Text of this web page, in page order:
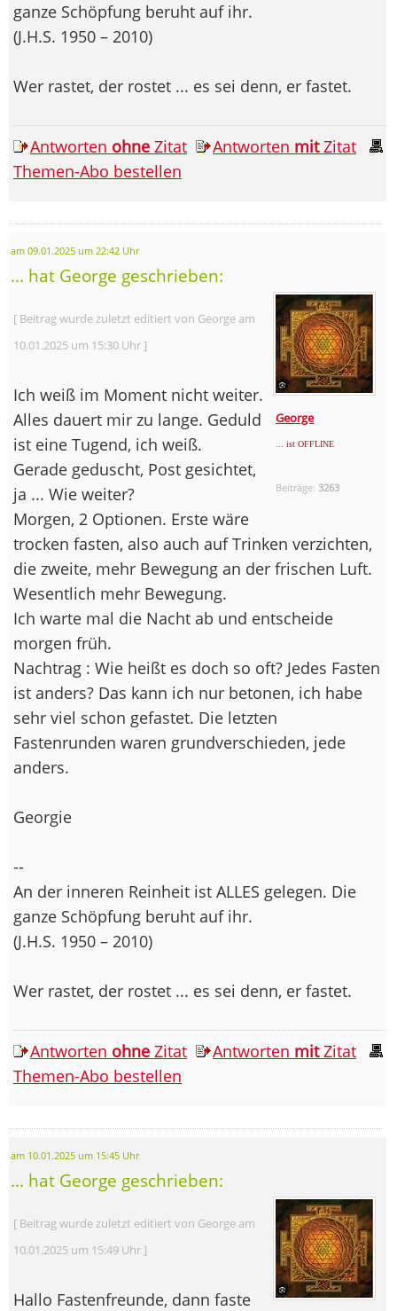
ganze Schöpfung beruht auf ihr.
(J.H.S. 1950 – 2010)
Wer rastet, der rostet ... es sei denn, er fastet.
Antworten ohne Zitat Antworten mitZitat
Themen-Abo bestellen
am 09.01.2025 um 22:42 Uhr
... hat George geschrieben:
George
... ist OFFLINE
Beiträge:3263
[ Beitrag wurde zuletzt editiert von George am
10.01.2025 um 15:30 Uhr ]
Ich weiß im Moment nicht weiter.
Alles dauert mir zu lange. Geduld
ist eine Tugend, ich weiß.
Gerade geduscht, Post gesichtet,
ja ... Wie weiter?
Morgen, 2 Optionen. Erste wäre
trocken fasten, also auch auf Trinken verzichten,
die zweite, mehr Bewegung an der frischen Luft.
Wesentlich mehr Bewegung.
Ich warte mal die Nacht ab und entscheide
morgen früh.
Nachtrag : Wie heißt es doch so oft? Jedes Fasten
ist anders? Das kann ich nur betonen, ich habe
sehr viel schon gefastet. Die letzten
Fastenrunden waren grundverschieden, jede
anders.
Georgie
--
An der inneren Reinheit ist ALLES gelegen. Die
ganze Schöpfung beruht auf ihr.
(J.H.S. 1950 – 2010)
Wer rastet, der rostet ... es sei denn, er fastet.
Antworten ohne Zitat Antworten mitZitat
Themen-Abo bestellen
am 10.01.2025 um 15:45 Uhr
... hat George geschrieben:
[ Beitrag wurde zuletzt editiert von George am
10.01.2025 um 15:49 Uhr ]
Hallo Fastenfreunde, dann faste